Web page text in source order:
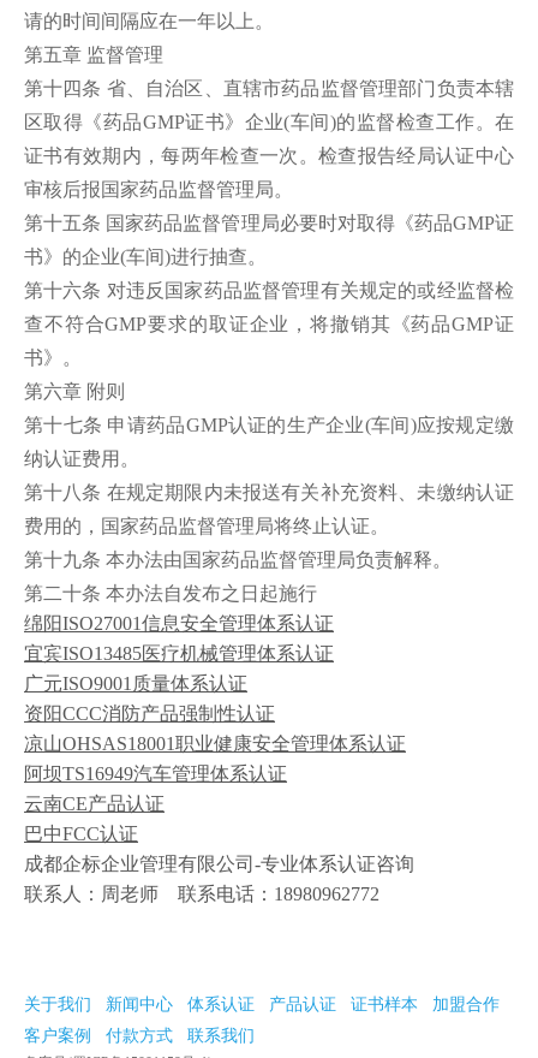
请的时间间隔应在一年以上。
第五章 监督管理
第十四条 省、自治区、直辖市药品监督管理部门负责本辖
区取得《药品GMP证书》企业(车间)的监督检查工作。在
证书有效期内，每两年检查一次。检查报告经局认证中心
审核后报国家药品监督管理局。
第十五条 国家药品监督管理局必要时对取得《药品GMP证
书》的企业(车间)进行抽查。
第十六条 对违反国家药品监督管理有关规定的或经监督检
查不符合GMP要求的取证企业，将撤销其《药品GMP证
书》。
第六章 附则
第十七条 申请药品GMP认证的生产企业(车间)应按规定缴
纳认证费用。
第十八条 在规定期限内未报送有关补充资料、未缴纳认证
费用的，国家药品监督管理局将终止认证。
第十九条 本办法由国家药品监督管理局负责解释。
第二十条 本办法自发布之日起施行
绵阳ISO27001信息安全管理体系认证
宜宾ISO13485医疗机械管理体系认证
广元ISO9001质量体系认证
资阳CCC消防产品强制性认证
凉山OHSAS18001职业健康安全管理体系认证
阿坝TS16949汽车管理体系认证
云南CE产品认证
巴中FCC认证
成都企标企业管理有限公司-专业体系认证咨询
联系人：周老师 联系电话：18980962772
关于我们 新闻中心 体系认证 产品认证 证书样本
加盟合作
客户案例
付款方式 联系我们